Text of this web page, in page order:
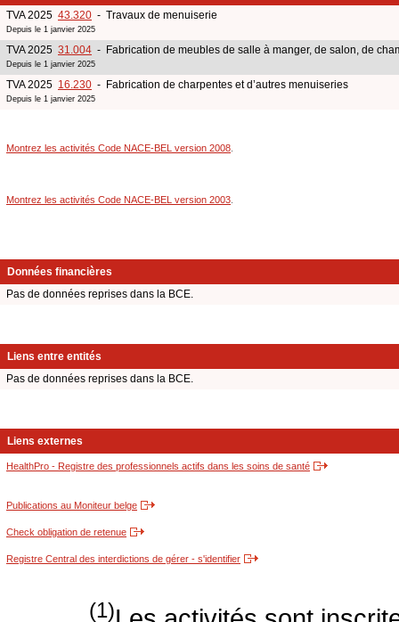
TVA 2025 43.320 - Travaux de menuiserie
Depuis le 1 janvier 2025
TVA 2025 31.004 - Fabrication de meubles de salle à manger, de salon, de
Depuis le 1 janvier 2025
TVA 2025 16.230 - Fabrication de charpentes et d’autres menuiseries
Depuis le 1 janvier 2025
Montrez les activités Code NACE-BEL version 2008
Montrez les activités Code NACE-BEL version 2003
Données financières
Pas de données reprises dans la BCE.
Liens entre entités
Pas de données reprises dans la BCE.
Liens externes
HealthPro - Registre des professionnels actifs dans les soins de santé
Publications au Moniteur belge
Check obligation de retenue
Registre Central des interdictions de gérer - s'identifier
(1)